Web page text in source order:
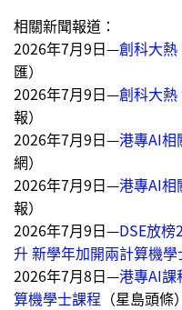
相關新聞報道：
2026年7月9日—創科大
匯）
2026年7月9日—創科大
報）
2026年7月9日—港專AI相
網）
2026年7月9日—港專AI相
報）
2026年7月9日—DSE放
升 新學年加開兩計算機學
2026年7月8日—港專AI課
算機學士課程 （星島頭條）